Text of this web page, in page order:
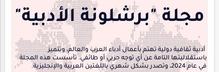
هايكو
interview
مجلة "برشلونة الأدبية"
أدبية ثقافية دولية تهتم بأعمال أدباء العرب والعالم، وتتميز
باستقلاليتها التامة عن أي توجه حزبي أو طائفي. تأسست هذه المجلة
في عام 2024، وتصدر بشكل شهري باللغتين العربية والإنجليزية.